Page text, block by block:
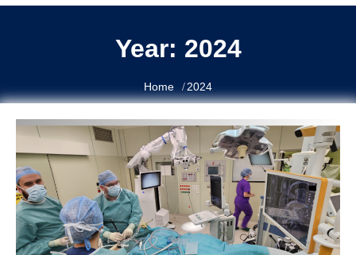
Neurochirurgia Kramáre
Year: 2024
Home 2024